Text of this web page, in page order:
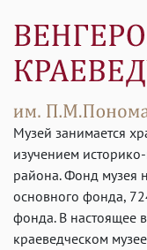
Музей занимается
изучением
района. Фонд музея
основного фонда,
фонда. В настоящее
краеведческом